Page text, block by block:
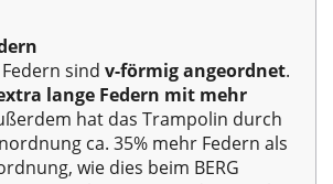
sind v-förmig angeordnet.
lange Federn mit mehr
hat das Trampolin durch
ca. 35% mehr Federn als
wie dies beim BERG